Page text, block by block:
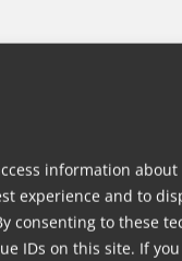
information
experience and to
consenting to these
IDs on this site. If